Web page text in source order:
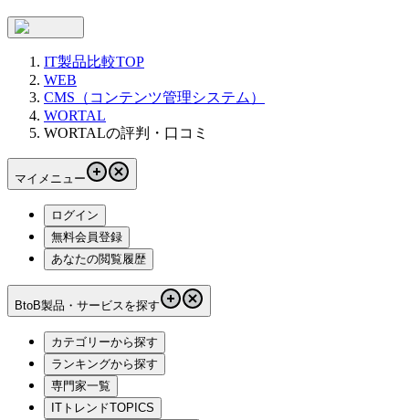
IT製品比較TOP
WEB
CMS（コンテンツ管理システム）
WORTAL
WORTALの評判・口コミ
マイメニュー
ログイン
無料会員登録
あなたの閲覧履歴
BtoB製品・サービスを探す
カテゴリーから探す
ランキングから探す
専門家一覧
ITトレンドTOPICS